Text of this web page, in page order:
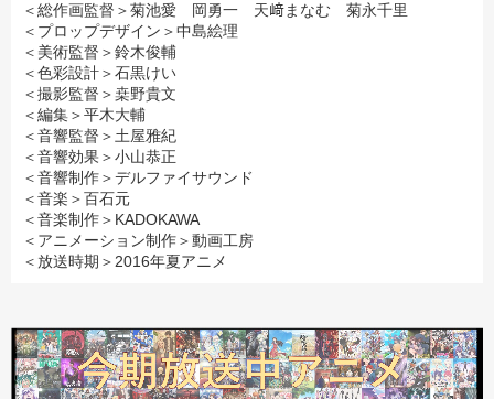
＜総作画監督＞菊池愛 岡勇一 天﨑まなむ 菊永千里
＜プロップデザイン＞中島絵理
＜美術監督＞鈴木俊輔
＜色彩設計＞石黒けい
＜撮影監督＞桒野貴文
＜編集＞平木大輔
＜音響監督＞土屋雅紀
＜音響効果＞小山恭正
＜音響制作＞デルファイサウンド
＜音楽＞百石元
＜音楽制作＞KADOKAWA
＜アニメーション制作＞動画工房
＜放送時期＞2016年夏アニメ